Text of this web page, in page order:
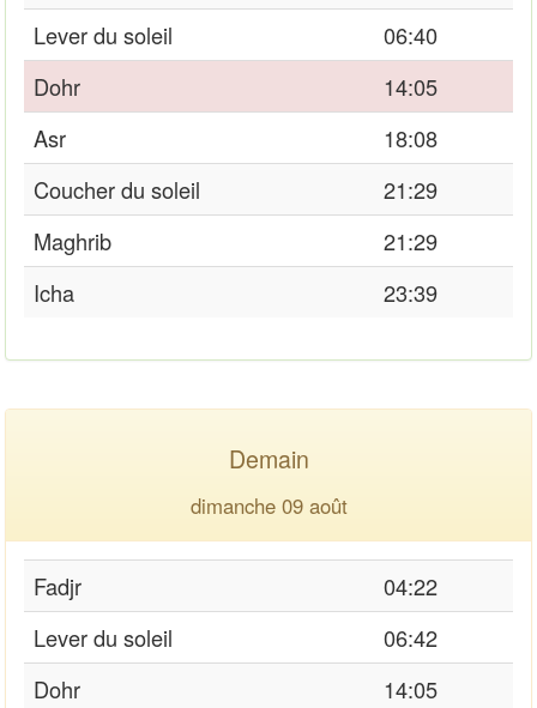
Lever du soleil
06:40
Dohr
14:05
Asr
18:08
Coucher du soleil
21:29
Maghrib
21:29
Icha
23:39
Demain
dimanche 09 août
Fadjr
04:22
Lever du soleil
06:42
Dohr
14:05